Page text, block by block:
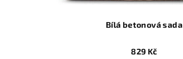
Bílá betonová sada
829 Kč